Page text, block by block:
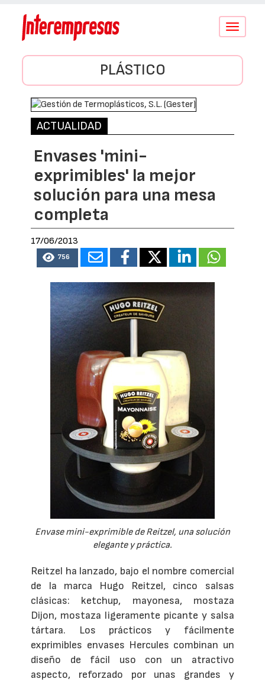
Conmutar
PLÁSTICO
ACTUALIDAD
Envases 'mini-
exprimibles' la mejor
solución para una mesa
completa
17/06/2013
756
Envase mini-exprimible de Reitzel, una solución
elegante y práctica.
Reitzel ha lanzado, bajo el nombre comercial
de la marca Hugo Reitzel, cinco salsas
clásicas: ketchup, mayonesa, mostaza
Dijon, mostaza ligeramente picante y salsa
tártara. Los prácticos y fácilmente
exprimibles envases Hercules combinan un
diseño de fácil uso con un atractivo
aspecto, reforzado por unas grandes y